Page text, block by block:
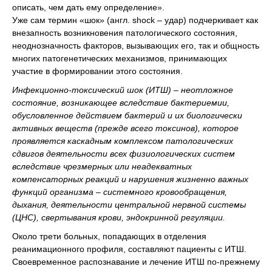
описать, чем дать ему определение».
Уже сам термин «шок» (англ. shock – удар) подчеркивает как
внезапность возникновения патологического состояния,
неоднозначность факторов, вызывающих его, так и общность
многих патогенетических механизмов, принимающих
участие в формировании этого состояния.
Инфекционно-токсический шок (ИТШ) – неотложное
состояние, возникающее вследствие бактериемии,
обусловленное действием бактерий и их биологически
активных веществ (прежде всего токсинов), которое
проявляется каскадным комплексом патологических
сдвигов деятельности всех физиологических систем
вследствие чрезмерных или неадекватных
компенсаторных реакций и нарушения жизненно важных
функций организма – системного кровообращения,
дыхания, деятельности центральной нервной системы
(ЦНС), свертывания крови, эндокринной регуляции.
Около трети больных, попадающих в отделения
реанимационного профиля, составляют пациенты с ИТШ.
Своевременное распознавание и лечение ИТШ по-прежнему